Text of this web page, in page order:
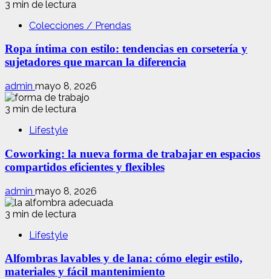
3 min de lectura
Colecciones / Prendas
Ropa íntima con estilo: tendencias en corsetería y
sujetadores que marcan la diferencia
admin mayo 8, 2026
3 min de lectura
Lifestyle
Coworking: la nueva forma de trabajar en espacios
compartidos eficientes y flexibles
admin mayo 8, 2026
3 min de lectura
Lifestyle
Alfombras lavables y de lana: cómo elegir estilo,
materiales y fácil mantenimiento